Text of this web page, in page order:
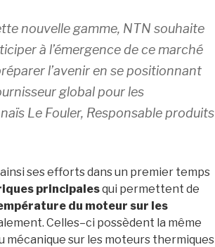
nouvelle gamme, NTN souhaite
à l’émergencede ce marché
l’aveniren se positionnant
global pour les
Le Fouler, Responsable produits
ses efforts dans un premier temps
principalesqui permettent de
du moteur sur les
Celles–ci possèdent la même
mécanique sur les moteurs thermiques